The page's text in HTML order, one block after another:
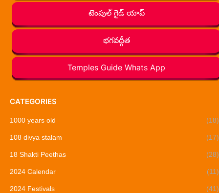
టెంపుల్ గైడ్ యాప్
భగవద్గీత
Temples Guide Whats App
CATEGORIES
1000 years old (18)
108 divya stalam (17)
18 Shakti Peethas (28)
2024 Calendar (11)
2024 Festivals (41)